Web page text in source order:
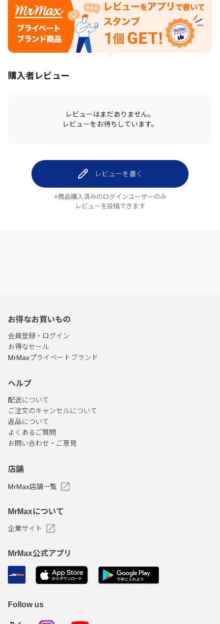
購入者レビュー
レビューはまだありません。
レビューをお待ちしています。
レビューを書く
※商品購入済みのログインユーザーのみ
レビューを投稿できます
お得なお買いもの
会員登録・ログイン
お得なセール
MrMaxプライベートブランド
ヘルプ
配送について
ご注文のキャンセルについて
返品について
よくあるご質問
お問い合わせ・ご意見
店舗
MrMax店舗一覧
MrMaxについて
企業サイト
MrMax公式アプリ
Follow us